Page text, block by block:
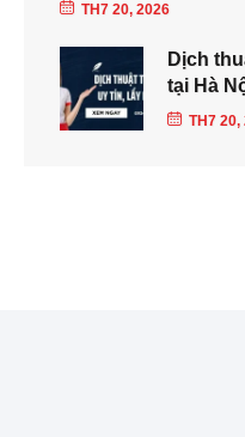
TH7 20, 2026
Dịch
tại Hà
TH7 20,